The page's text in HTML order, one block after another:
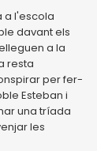
a l'escola
davant els
a la
resta
per fer-
Esteban i
una tríada
les